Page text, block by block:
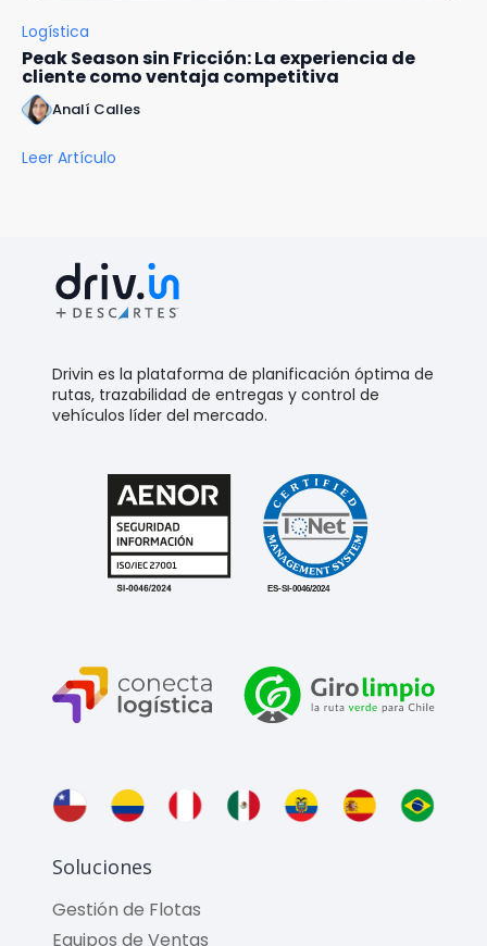
Logística
Peak Season sin Fricción: La experiencia de
cliente como ventaja competitiva
Analí Calles
Leer Artículo
Drivin es la plataforma de planificación óptima de
rutas, trazabilidad de entregas y control de
vehículos líder del mercado.
Soluciones
Gestión de Flotas
Equipos de Ventas